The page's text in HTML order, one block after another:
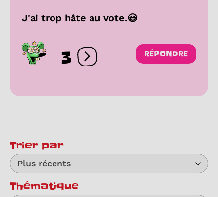
J'ai trop hâte au vote.😃
3 Ouvrir les réactions
RÉPONDRE
Trier par
Plus récents
Thématique